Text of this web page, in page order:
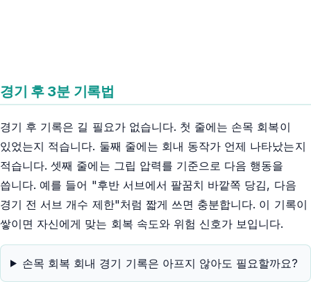
경기 후 3분 기록법
경기 후 기록은 길 필요가 없습니다. 첫 줄에는 손목 회복이
있었는지 적습니다. 둘째 줄에는 회내 동작가 언제 나타났는지
적습니다. 셋째 줄에는 그립 압력를 기준으로 다음 행동을
씁니다. 예를 들어 "후반 서브에서 팔꿈치 바깥쪽 당김, 다음
경기 전 서브 개수 제한"처럼 짧게 쓰면 충분합니다. 이 기록이
쌓이면 자신에게 맞는 회복 속도와 위험 신호가 보입니다.
손목 회복 회내 경기 기록은 아프지 않아도 필요할까요?